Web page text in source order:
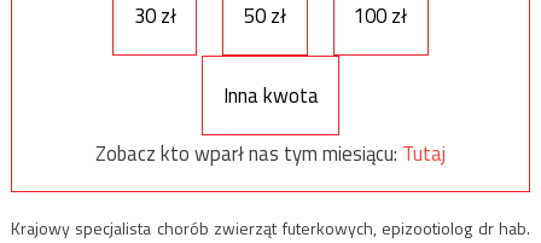
30 zł 50 zł 100 zł
Inna kwota
Zobacz kto wparł nas tym miesiącu: Tutaj
Krajowy specjalista chorób zwierząt futerkowych, epizootiolog dr hab.